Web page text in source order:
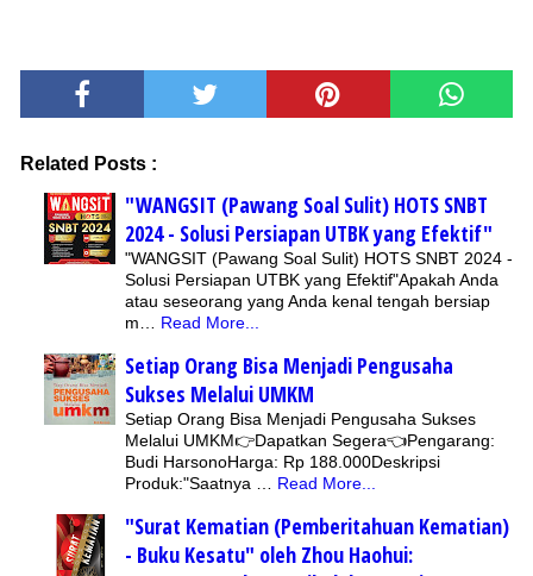
Related Posts :
"WANGSIT (Pawang Soal Sulit) HOTS SNBT
2024 - Solusi Persiapan UTBK yang Efektif"
"WANGSIT (Pawang Soal Sulit) HOTS SNBT 2024 -
Solusi Persiapan UTBK yang Efektif"Apakah Anda
atau seseorang yang Anda kenal tengah bersiap
m… Read More...
Setiap Orang Bisa Menjadi Pengusaha
Sukses Melalui UMKM
Setiap Orang Bisa Menjadi Pengusaha Sukses
Melalui UMKM👉Dapatkan Segera👈Pengarang:
Budi HarsonoHarga: Rp 188.000Deskripsi
Produk:"Saatnya … Read More...
"Surat Kematian (Pemberitahuan Kematian)
- Buku Kesatu" oleh Zhou Haohui: